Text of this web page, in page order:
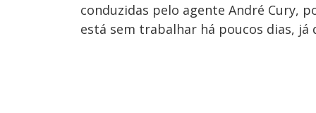
conduzidas pelo agente André Cury,
está sem trabalhar há poucos dias,